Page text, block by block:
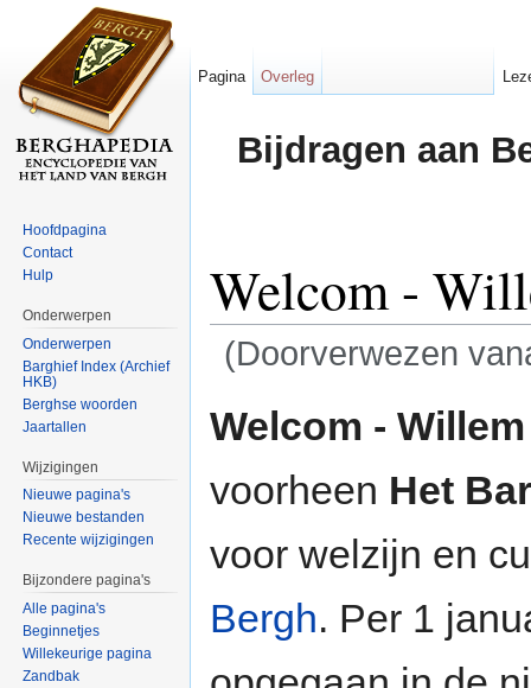
Bijdragen aan
Welcom -
(Doorverwezen
Welcom -
voorheen Het
voor welzijn en
Bergh. Per 1
Pagina Overleg
Hoofdpagina
Contact
Hulp
Onderwerpen
Onderwerpen
Barghief Index (Archief
HKB)
Berghse woorden
Jaartallen
Wijzigingen
Nieuwe pagina's
Nieuwe bestanden
Recente wijzigingen
Bijzondere pagina's
Alle pagina's
Beginnetjes
Willekeurige pagina
Zandbak